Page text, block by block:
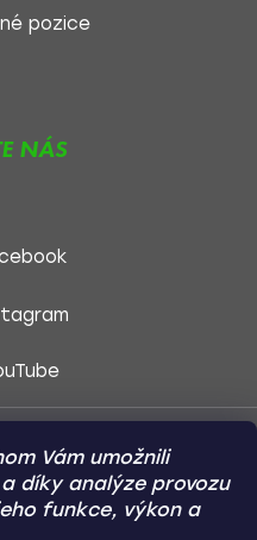
Vám umožnili
díky analýze provozu
funkce, výkon a
pozice
NÁS
Dobírka